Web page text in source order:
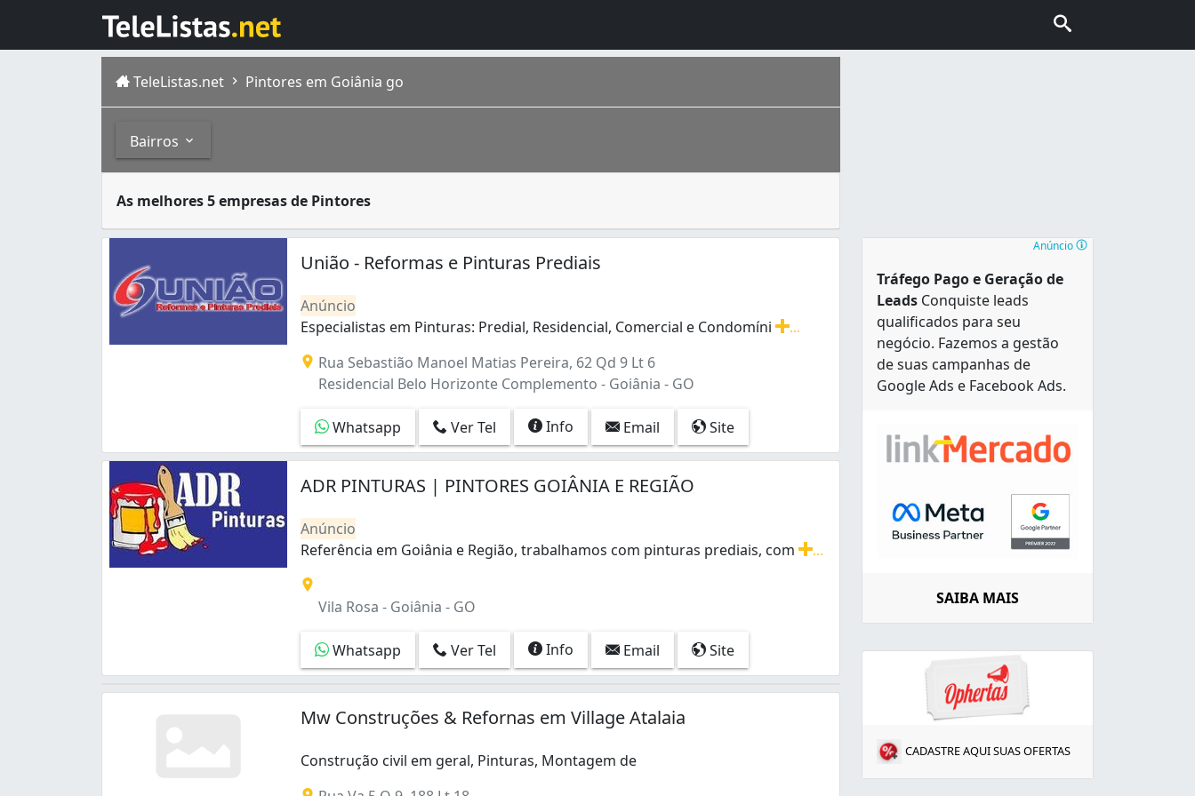
TeleListas.net Pintores em Goiânia go
Bairros
Bairro Santa Rita (1)
Capuava (1)
Carolina Parque (1)
Cidade Jardim (1)
Conjunto Vera Cruz (2)
Jardim Ana Lúcia (3)
Jardim Atlântico (4)
Jardim Balneário Meia Ponte (1)
Jardim Bonanza (1)
Jardim Caravelas (2)
Jardim Curitiba (1)
As melhores 5 empresas de Pintores
Goiânia é a capital de Goiás, com população estimada em 1 448 639 de habitantes segundo IBGE 2016. Conhecida também como “Capital do Cerrado”. É a
União - Reformas e Pinturas Prediais
Anúncio
Especialistas em Pinturas: Predial, Residencial, Comercial e Condomíni
Especialistas em Pinturas: Predial, Residencial, Comercial e Condomínios. Também Trabalhamos com Impermeabilização e Manta
Rua Sebastião Manoel Matias Pereira, 62 Qd 9 Lt 6
Residencial Belo Horizonte Complemento - Goiânia - GO
Whatsapp Ver Tel Info Email Site
ADR PINTURAS | PINTORES GOIÂNIA E REGIÃO
Anúncio
Referência em Goiânia e Região, trabalhamos com pinturas prediais, com
Vila Rosa - Goiânia - GO
Whatsapp Ver Tel Info Email Site
Mw Construções & Refornas em Village Atalaia
Construção civil em geral, Pinturas, Montagem de
Anúncio
Tráfego Pago e Geração de
Leads Conquiste leads
qualificados para seu
negócio. Fazemos a gestão
de suas campanhas de
Google Ads e Facebook Ads.
SAIBA MAIS
CADASTRE AQUI SUAS OFERTAS